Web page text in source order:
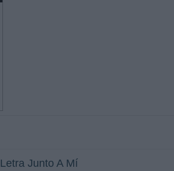
Letra Junto A Mí